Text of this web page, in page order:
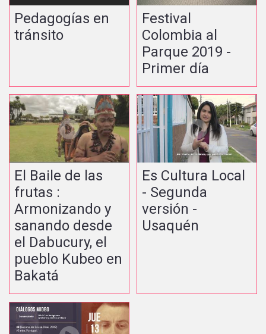
Pedagogías en
tránsito
Festival
Colombia al
Parque 2019 -
Primer día
El Baile de las
frutas :
Armonizando y
sanando desde
el Dabucury, el
pueblo Kubeo en
Bakatá
Es Cultura Local
- Segunda
versión -
Usaquén